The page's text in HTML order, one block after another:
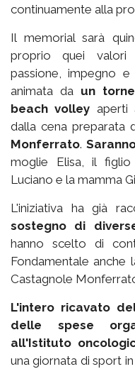
continuamente alla
Il memorial sarà
proprio quei valori
passione, impegno
animata da un
beach volley aperti
dalla cena preparata
Monferrato.
moglie Elisa, il
Luciano e la mamma
L'iniziativa ha già
sostegno di
hanno scelto di
Fondamentale anche
Castagnole
L'intero ricavato
delle spese
all'Istituto
una giornata di sport